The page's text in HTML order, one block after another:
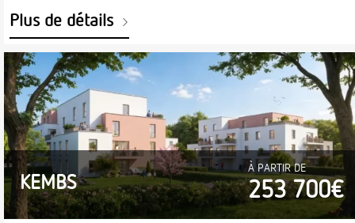
Plus de détails
KEMBS
À PARTIR DE
253 700€